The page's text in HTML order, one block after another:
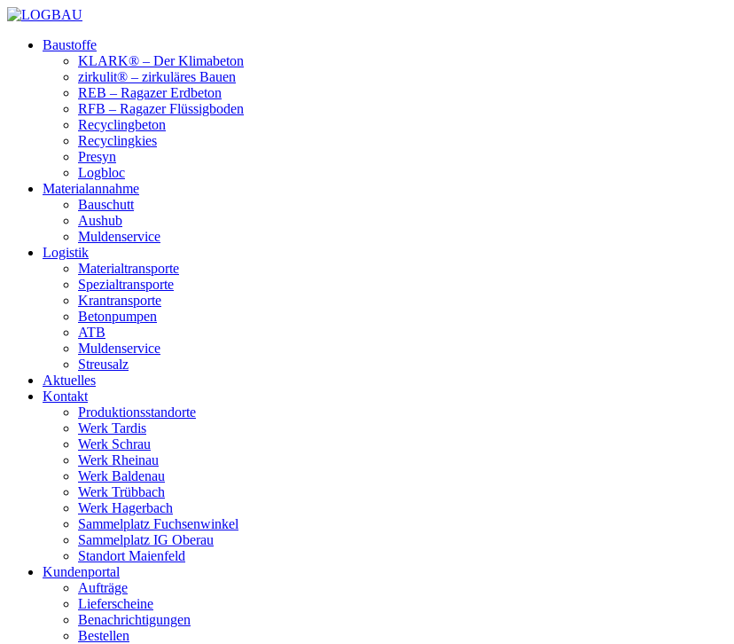
Baustoffe
KLARK® – Der Klimabeton
zirkulit® – zirkuläres Bauen
REB – Ragazer Erdbeton
RFB – Ragazer Flüssigboden
Recyclingbeton
Recyclingkies
Presyn
Logbloc
Materialannahme
Bauschutt
Aushub
Muldenservice
Logistik
Materialtransporte
Spezialtransporte
Krantransporte
Betonpumpen
ATB
Muldenservice
Streusalz
Aktuelles
Kontakt
Produktionsstandorte
Werk Tardis
Werk Schrau
Werk Rheinau
Werk Baldenau
Werk Trübbach
Werk Hagerbach
Sammelplatz Fuchsenwinkel
Sammelplatz IG Oberau
Standort Maienfeld
Kundenportal
Aufträge
Lieferscheine
Benachrichtigungen
Bestellen